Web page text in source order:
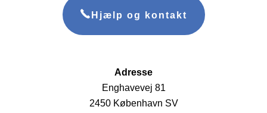
Hjælp og kontakt
Adresse
Enghavevej 81
2450 København SV